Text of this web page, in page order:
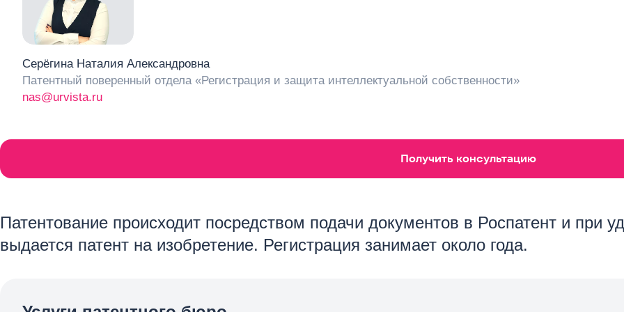
Серёгина Наталия Александровна
Патентный поверенный отдела «Регистрация и защита интеллектуальной собственности»
nas@urvista.ru
Получить консультацию
Патентование происходит посредством подачи документов в Роспатент и при
выдается патент на изобретение. Регистрация занимает около года.